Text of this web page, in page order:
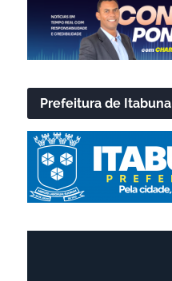
Prefeitura de Itabuna